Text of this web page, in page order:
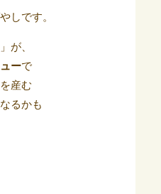
しです。
が、
ーで
産む
るかも